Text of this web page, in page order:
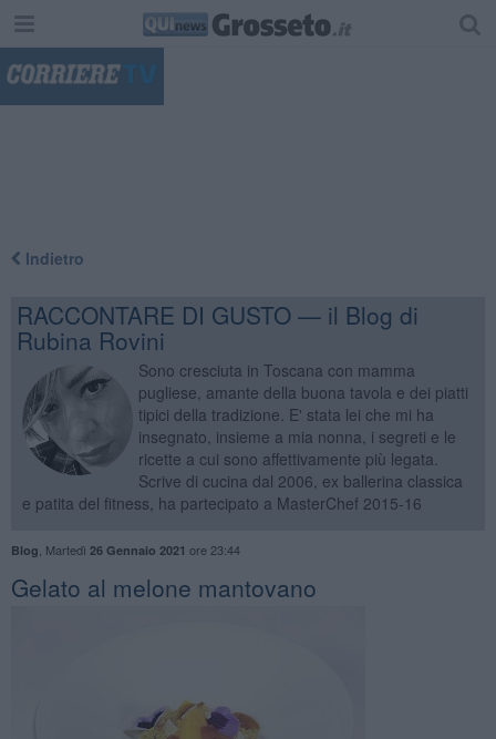
Indietro
RACCONTARE DI GUSTO — il Blog di
Rubina Rovini
Sono cresciuta in Toscana con mamma
pugliese, amante della buona tavola e dei piatti
tipici della tradizione. E' stata lei che mi ha
insegnato, insieme a mia nonna, i segreti e le
ricette a cui sono affettivamente più legata.
Scrive di cucina dal 2006, ex ballerina classica
e patita del fitness, ha partecipato a MasterChef 2015-16
Blog Martedì 26 Gennaio 2021 ore 23:44
Gelato al melone mantovano